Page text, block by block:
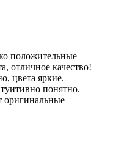
положительные
отличное качество!
цвета яркие.
понятно.
оригинальные